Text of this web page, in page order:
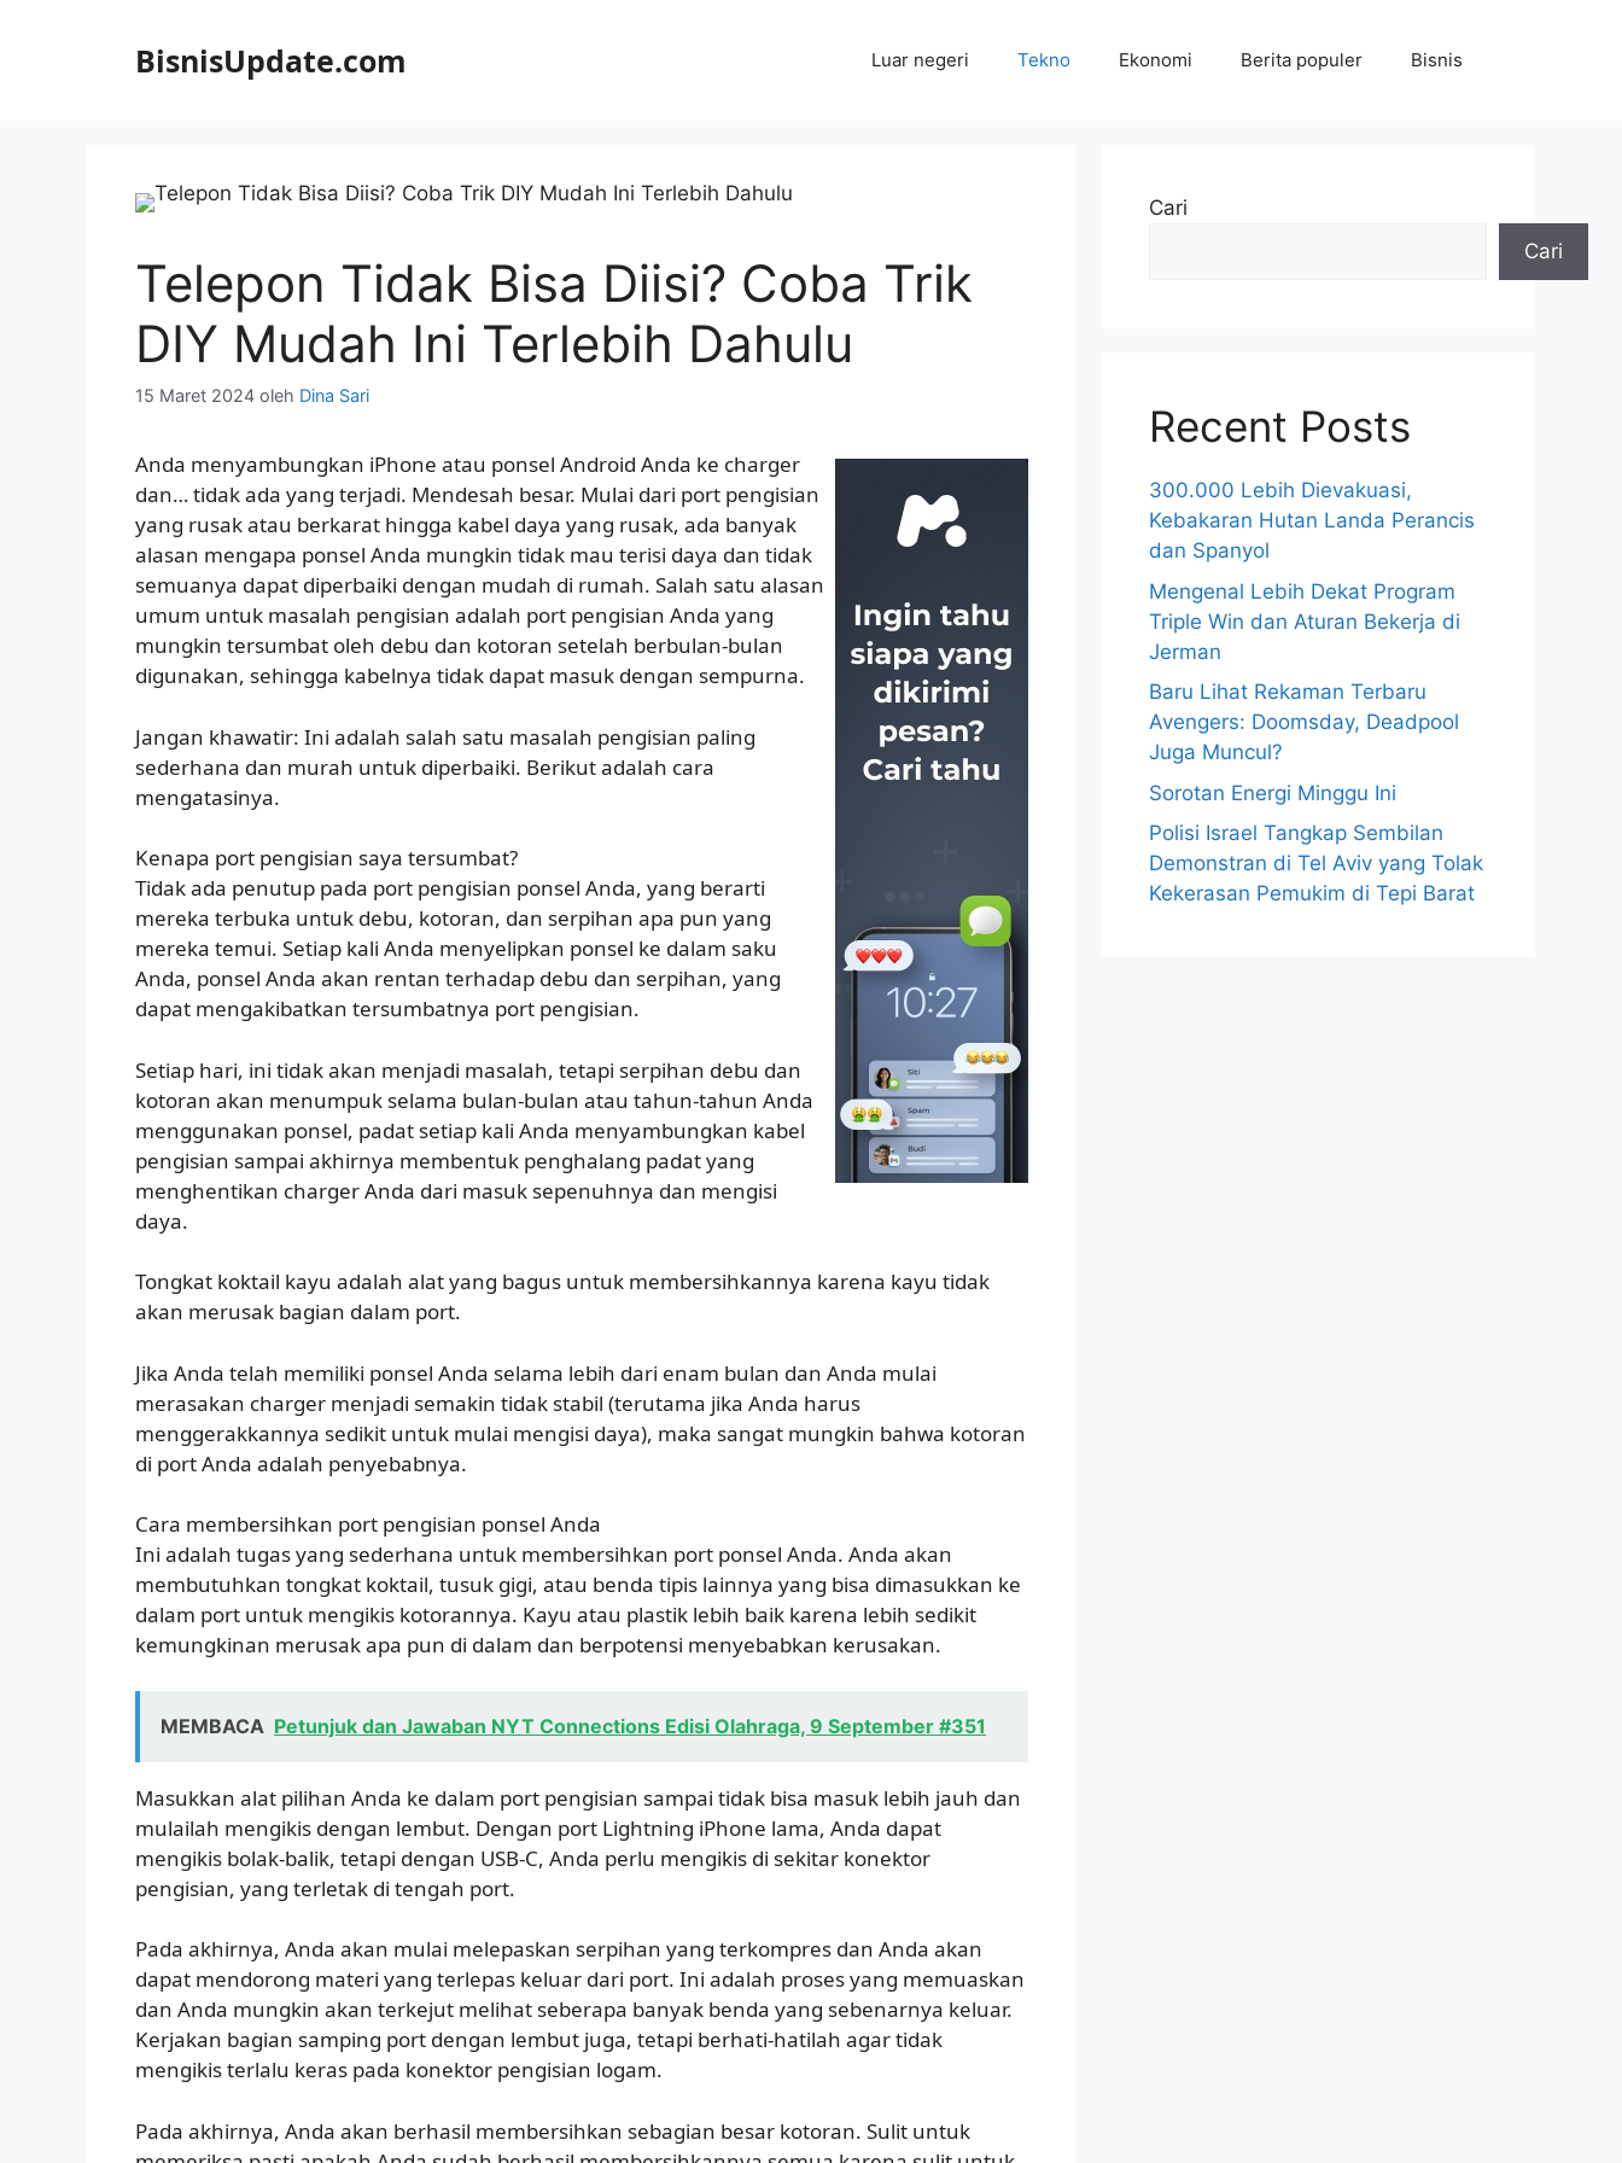
BisnisUpdate.com Luar negeri Tekno Ekonomi Berita populer Bisnis
Telepon Tidak Bisa Diisi? Coba Trik
DIY Mudah Ini Terlebih Dahulu
15 Maret 2024 oleh Dina Sari
Anda menyambungkan iPhone atau ponsel Android Anda ke charger
dan… tidak ada yang terjadi. Mendesah besar. Mulai dari port pengisian
yang rusak atau berkarat hingga kabel daya yang rusak, ada banyak
alasan mengapa ponsel Anda mungkin tidak mau terisi daya dan tidak
semuanya dapat diperbaiki dengan mudah di rumah. Salah satu alasan
umum untuk masalah pengisian adalah port pengisian Anda yang
mungkin tersumbat oleh debu dan kotoran setelah berbulan-bulan
digunakan, sehingga kabelnya tidak dapat masuk dengan sempurna.
Jangan khawatir: Ini adalah salah satu masalah pengisian paling
sederhana dan murah untuk diperbaiki. Berikut adalah cara
mengatasinya.
Kenapa port pengisian saya tersumbat?
Tidak ada penutup pada port pengisian ponsel Anda, yang berarti
mereka terbuka untuk debu, kotoran, dan serpihan apa pun yang
mereka temui. Setiap kali Anda menyelipkan ponsel ke dalam saku
Anda, ponsel Anda akan rentan terhadap debu dan serpihan, yang
dapat mengakibatkan tersumbatnya port pengisian.
Setiap hari, ini tidak akan menjadi masalah, tetapi serpihan debu dan
kotoran akan menumpuk selama bulan-bulan atau tahun-tahun Anda
menggunakan ponsel, padat setiap kali Anda menyambungkan kabel
pengisian sampai akhirnya membentuk penghalang padat yang
menghentikan charger Anda dari masuk sepenuhnya dan mengisi
daya.
Tongkat koktail kayu adalah alat yang bagus untuk membersihkannya karena kayu tidak
akan merusak bagian dalam port.
Jika Anda telah memiliki ponsel Anda selama lebih dari enam bulan dan Anda mulai
merasakan charger menjadi semakin tidak stabil (terutama jika Anda harus
menggerakkannya sedikit untuk mulai mengisi daya), maka sangat mungkin bahwa kotoran
di port Anda adalah penyebabnya.
Cara membersihkan port pengisian ponsel Anda
Ini adalah tugas yang sederhana untuk membersihkan port ponsel Anda. Anda akan
membutuhkan tongkat koktail, tusuk gigi, atau benda tipis lainnya yang bisa dimasukkan ke
dalam port untuk mengikis kotorannya. Kayu atau plastik lebih baik karena lebih sedikit
kemungkinan merusak apa pun di dalam dan berpotensi menyebabkan kerusakan.
MEMBACA Petunjuk dan Jawaban NYT Connections Edisi Olahraga, 9 September #351
Masukkan alat pilihan Anda ke dalam port pengisian sampai tidak bisa masuk lebih jauh dan
mulailah mengikis dengan lembut. Dengan port Lightning iPhone lama, Anda dapat
mengikis bolak-balik, tetapi dengan USB-C, Anda perlu mengikis di sekitar konektor
pengisian, yang terletak di tengah port.
Pada akhirnya, Anda akan mulai melepaskan serpihan yang terkompres dan Anda akan
dapat mendorong materi yang terlepas keluar dari port. Ini adalah proses yang memuaskan
dan Anda mungkin akan terkejut melihat seberapa banyak benda yang sebenarnya keluar.
Kerjakan bagian samping port dengan lembut juga, tetapi berhati-hatilah agar tidak
mengikis terlalu keras pada konektor pengisian logam.
Pada akhirnya, Anda akan berhasil membersihkan sebagian besar kotoran. Sulit untuk
Cari
Cari
Recent Posts
300.000 Lebih Dievakuasi,
Kebakaran Hutan Landa Perancis
dan Spanyol
Mengenal Lebih Dekat Program
Triple Win dan Aturan Bekerja di
Jerman
Baru Lihat Rekaman Terbaru
Avengers: Doomsday, Deadpool
Juga Muncul?
Sorotan Energi Minggu Ini
Polisi Israel Tangkap Sembilan
Demonstran di Tel Aviv yang Tolak
Kekerasan Pemukim di Tepi Barat